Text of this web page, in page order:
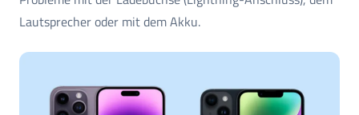
Lautsprecher oder mit dem Akku.